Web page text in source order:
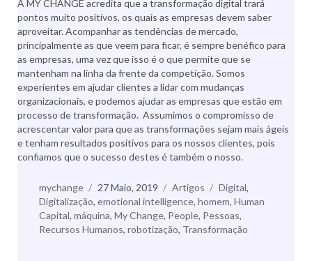
A MY CHANGE acredita que a transformação digital trará
pontos muito positivos, os quais as empresas devem saber
aproveitar. Acompanhar as tendências de mercado,
principalmente as que veem para ficar, é sempre benéfico para
as empresas, uma vez que isso é o que permite que se
mantenham na linha da frente da competição. Somos
experientes em ajudar clientes a lidar com mudanças
organizacionais, e podemos ajudar as empresas que estão em
processo de transformação. Assumimos o compromisso de
acrescentar valor para que as transformações sejam mais ágeis
e tenham resultados positivos para os nossos clientes, pois
confiamos que o sucesso destes é também o nosso.
Autor
mychange
Publicado
a
27 Maio, 2019 Categorias
Artigos Etiquetas
Digital,
Digitalização, emotional intelligence, homem, Human
Capital, máquina, My Change, People, Pessoas,
Recursos Humanos, robotização, Transformação